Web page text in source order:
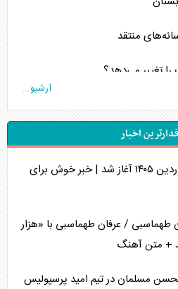
منتقد
تغییر می‌دهد؟
اقتصاد جهانی
واشنگتن
سیاستگذاری
آرشیو...
اخبار
واریز مابه‌التفاوت حقوق فروردین ۱۴۰۵ آغاز شد | خبر خوش برای
طهماسبی / عرفان طهماسبی با «هزار
+ متن آهنگ
مسلمان در تیم امید پرسپولیس